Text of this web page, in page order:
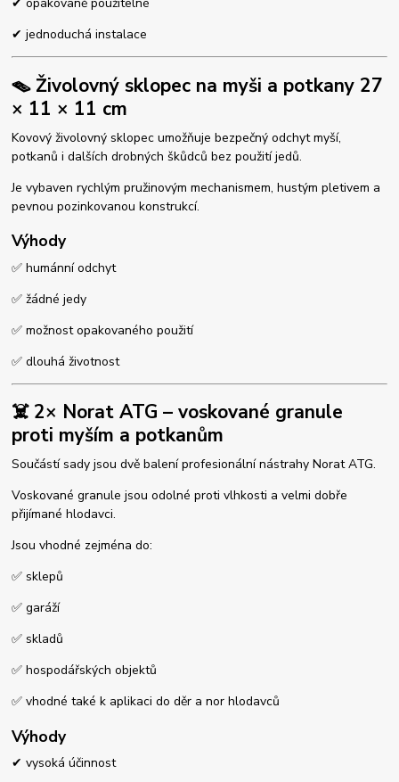
✔ opakovaně použitelné
✔ jednoduchá instalace
🪤 Živolovný sklopec na myši a potkany 27
× 11 × 11 cm
Kovový živolovný sklopec umožňuje bezpečný odchyt myší,
potkanů i dalších drobných škůdců bez použití jedů.
Je vybaven rychlým pružinovým mechanismem, hustým pletivem a
pevnou pozinkovanou konstrukcí.
Výhody
✅ humánní odchyt
✅ žádné jedy
✅ možnost opakovaného použití
✅ dlouhá životnost
☠️ 2× Norat ATG – voskované granule
proti myším a potkanům
Součástí sady jsou dvě balení profesionální nástrahy Norat ATG.
Voskované granule jsou odolné proti vlhkosti a velmi dobře
přijímané hlodavci.
Jsou vhodné zejména do:
✅ sklepů
✅ garáží
✅ skladů
✅ hospodářských objektů
✅ vhodné také k aplikaci do děr a nor hlodavců
Výhody
✔ vysoká účinnost